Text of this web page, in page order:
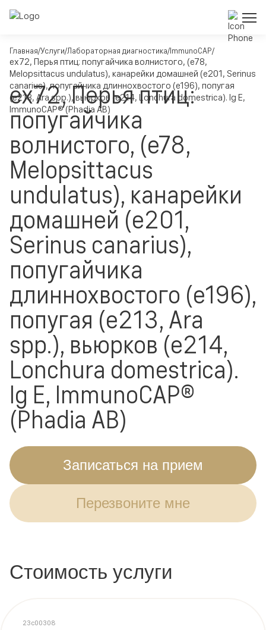
Главная Услуги Лабораторная диагностика ImmunoCAP
ex72, Перья птиц: попугайчика волнистого, (e78,
Melopsittacus undulatus), канарейки домашней (e201, Serinus
canarius), попугайчика длиннохвостого (e196), попугая
(e213, Ara spp.), вьюрков (e214, Lonchura domestrica). Ig E,
ImmunoCAP® (Phadia AB)
ex72, Перья птиц:
попугайчика
волнистого, (e78,
Melopsittacus
undulatus), канарейки
домашней (e201,
Serinus canarius),
попугайчика
длиннохвостого (e196),
попугая (e213, Ara
spp.), вьюрков (e214,
Lonchura domestrica).
Ig E, ImmunoCAP®
(Phadia AB)
Записаться на прием
Перезвоните мне
Стоимость услуги
23c00308